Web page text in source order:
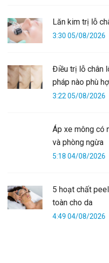
Lăn kim trị lỗ
3:30 05/08/2026
Điều trị lỗ chân
pháp nào phù
3:22 05/08/2026
Áp xe mông có
và phòng ngừa
5:18 04/08/2026
5 hoạt chất
toàn cho da
4:49 04/08/2026